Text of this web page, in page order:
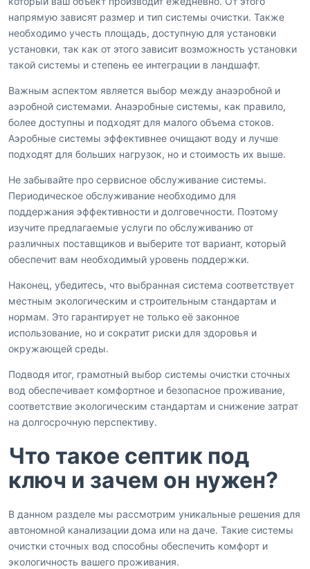
напрямую зависят размер и тип системы очистки. Также
необходимо учесть площадь, доступную для установки
установки, так как от этого зависит возможность установки
такой системы и степень ее интеграции в ландшафт.
Важным аспектом является выбор между анаэробной и
аэробной системами. Анаэробные системы, как правило,
более доступны и подходят для малого объема стоков.
Аэробные системы эффективнее очищают воду и лучше
подходят для больших нагрузок, но и стоимость их выше.
Не забывайте про сервисное обслуживание системы.
Периодическое обслуживание необходимо для
поддержания эффективности и долговечности. Поэтому
изучите предлагаемые услуги по обслуживанию от
различных поставщиков и выберите тот вариант, который
обеспечит вам необходимый уровень поддержки.
Наконец, убедитесь, что выбранная система соответствует
местным экологическим и строительным стандартам и
нормам. Это гарантирует не только её законное
использование, но и сократит риски для здоровья и
окружающей среды.
Подводя итог, грамотный выбор системы очистки сточных
вод обеспечивает комфортное и безопасное проживание,
соответствие экологическим стандартам и снижение затрат
на долгосрочную перспективу.
Что такое септик под
ключ и зачем он нужен?
В данном разделе мы рассмотрим уникальные решения для
автономной канализации дома или на даче. Такие системы
очистки сточных вод способны обеспечить комфорт и
экологичность вашего проживания.